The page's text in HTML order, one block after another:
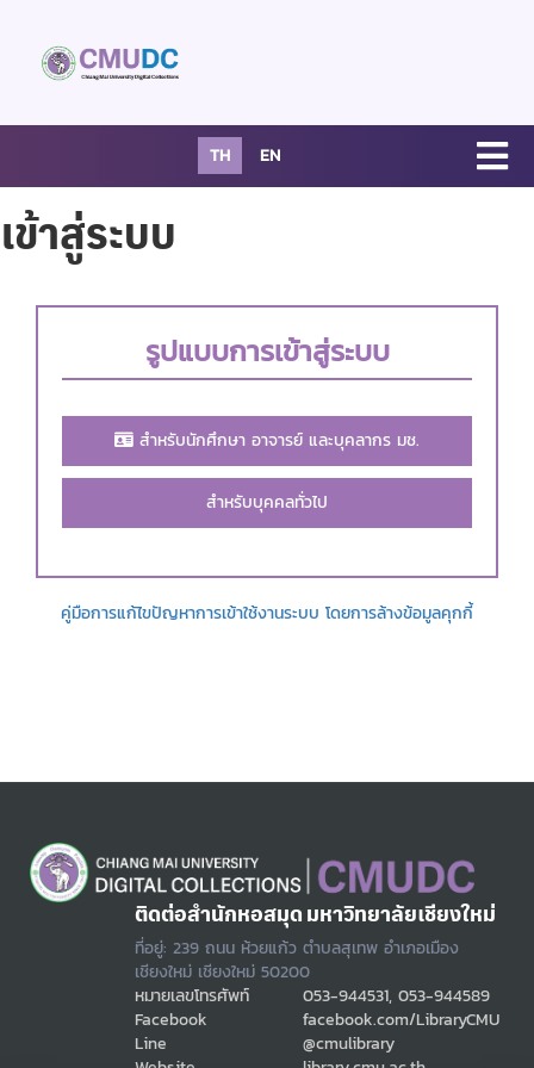
TH EN
เข้าสู่ระบบ
รูปแบบการเข้าสู่ระบบ
สำหรับนักศึกษา อาจารย์ และบุคลากร มช.
สำหรับบุคคลทั่วไป
คู่มือการแก้ไขปัญหาการเข้าใช้งานระบบ โดยการล้างข้อมูลคุกกี้
ติดต่อสำนักหอสมุด มหาวิทยาลัยเชียงใหม่
ที่อยู่: 239 ถนน ห้วยแก้ว ตำบลสุเทพ อำเภอเมือง
เชียงใหม่ เชียงใหม่ 50200
หมายเลขโทรศัพท์ 053-944531, 053-944589
Facebook
facebook.com/LibraryCMU
Line
@cmulibrary